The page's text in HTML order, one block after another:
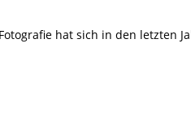
hat sich in den letzten